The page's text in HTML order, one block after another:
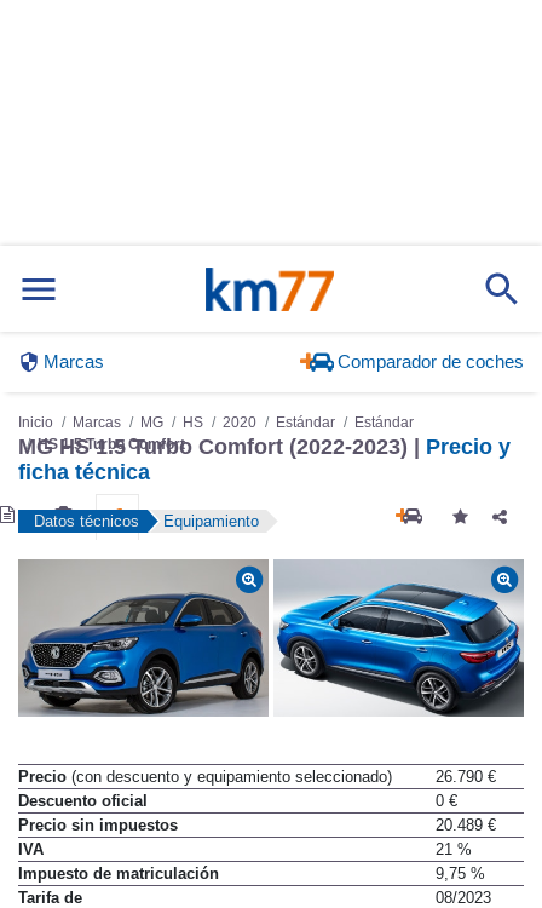
Marcas Comparador de coches
Inicio Marcas MG HS 2020 Estándar
Estándar
HS 1.5 Turbo Comfort
MG HS 1.5 Turbo Comfort (2022-2023) | Precio y
ficha técnica
Datos técnicos Equipamiento
Precio (con descuento y equipamiento seleccionado)
26.790 €
Descuento oficial
0 €
Precio sin impuestos
20.489 €
IVA
21 %
Impuesto de matriculación
9,75 %
Tarifa de
08/2023